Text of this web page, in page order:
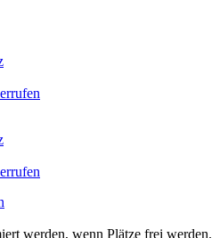
werden, wenn Plätze frei werden.